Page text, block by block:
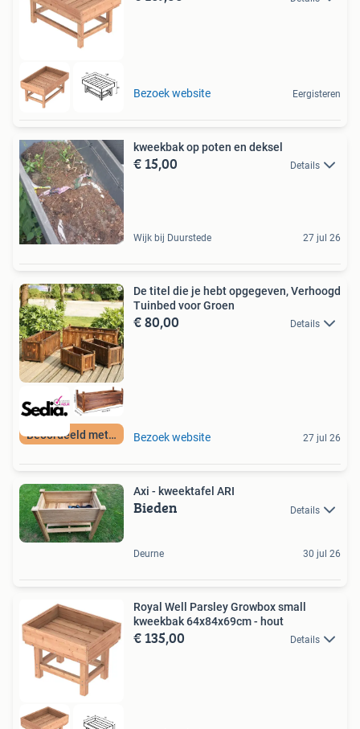
Bezoek website Eergisteren
kweekbak op poten en deksel
€ 15,00 Details
Wijk bij Duurstede 27 jul 26
Beoordeeld met 9+
De titel die je hebt opgegeven, Verhoogd
Tuinbed voor Groen
€ 80,00 Details
Bezoek website 27 jul 26
Axi - kweektafel ARI
Bieden Details
Deurne 30 jul 26
Royal Well Parsley Growbox small
kweekbak 64x84x69cm - hout
€ 135,00 Details